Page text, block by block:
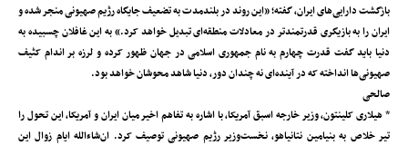
بازگشت دارایی‌های ایران، گفته؛ «این روند در بلندمدت به تضعیف جایگاه رژیم صهیونی منجر شده و
ایران را به بازیگری قدرتمندتر در معادلات منطقه‌ای تبدیل خواهد کرد.» به این غافلان چسبیده به
دنیا باید گفت قدرت چهارم به نام جمهوری اسلامی در جهان ظهور کرده و لرزه بر اندام کثیف
صهیونی‌ها انداخته که در آینده‌ای نه چندان دور، دنیا شاهد محوشان خواهد بود.
صالحی
* هیلاری کلینتون، وزیر خارجه اسبق آمریکا، با اشاره به تفاهم اخیر میان ایران و آمریکا، این تحول را
تیر خلاص به بنیامین نتانیاهو، نخست‌وزیر رژیم صهیونی توصیف کرد. ان‌شاءالله ایام زوال این